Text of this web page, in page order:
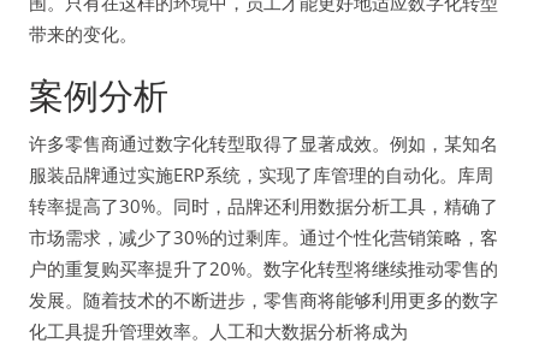
带来的变化。
案例分析
许多零售商通过数字化转型取得了显著成效。例如，某知名
服装品牌通过实施ERP系统，实现了库管理的自动化。库周
转率提高了30%。同时，品牌还利用数据分析工具，精确了
市场需求，减少了30%的过剩库。通过个性化营销策略，客
户的重复购买率提升了20%。数字化转型将继续推动零售的
发展。随着技术的不断进步，零售商将能够利用更多的数字
化工具提升管理效率。人工和大数据分析将成为